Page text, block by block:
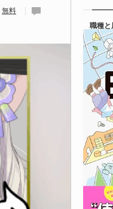
います！
エフェクトレシピ
て作れる | ktk.kum...
08-03
氏によるUnity向けエ
シピブック パーツを組み合わ
泳社から発売されています！
を読む
無料
職種